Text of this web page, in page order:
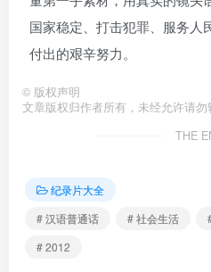
国家稳定、打击犯罪、服务人
付出的艰辛努力。
© 版权声明
文章版权归作者所有，未经允许请勿
THE
纪录片大全
# 汉语普通话
# 社会生活
# 2012